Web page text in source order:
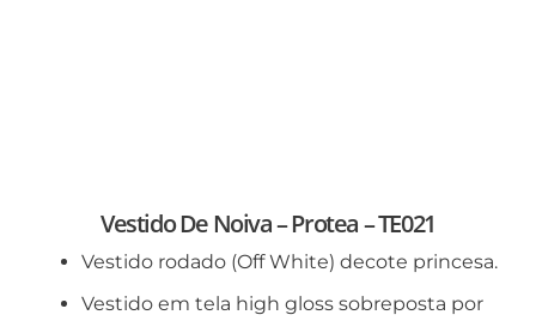
Vestido De Noiva – Protea – TE021
Vestido rodado (Off White) decote princesa.
Vestido em tela high gloss sobreposta por